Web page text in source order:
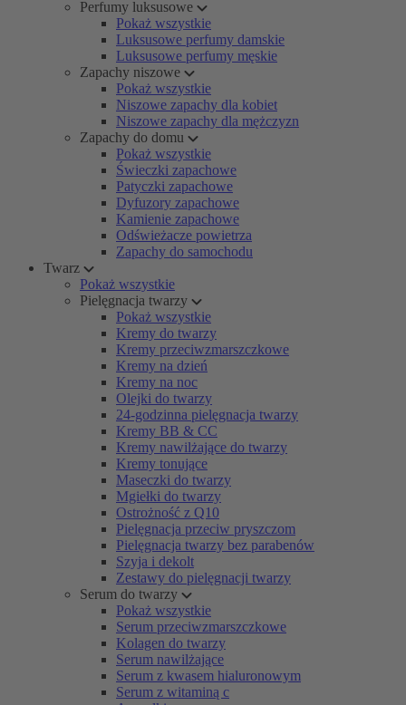
Perfumy luksusowe
Pokaż wszystkie
Luksusowe perfumy damskie
Luksusowe perfumy męskie
Zapachy niszowe
Pokaż wszystkie
Niszowe zapachy dla kobiet
Niszowe zapachy dla mężczyzn
Zapachy do domu
Pokaż wszystkie
Świeczki zapachowe
Patyczki zapachowe
Dyfuzory zapachowe
Kamienie zapachowe
Odświeżacze powietrza
Zapachy do samochodu
Twarz
Pokaż wszystkie
Pielęgnacja twarzy
Pokaż wszystkie
Kremy do twarzy
Kremy przeciwzmarszczkowe
Kremy na dzień
Kremy na noc
Olejki do twarzy
24-godzinna pielęgnacja twarzy
Kremy BB & CC
Kremy nawilżające do twarzy
Kremy tonujące
Maseczki do twarzy
Mgiełki do twarzy
Ostrożność z Q10
Pielęgnacja przeciw pryszczom
Pielęgnacja twarzy bez parabenów
Szyja i dekolt
Zestawy do pielęgnacji twarzy
Serum do twarzy
Pokaż wszystkie
Serum przeciwzmarszczkowe
Kolagen do twarzy
Serum nawilżające
Serum z kwasem hialuronowym
Serum z witaminą c